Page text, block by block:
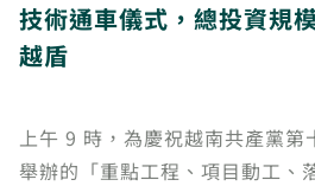
技術通車儀式，總投資規
越盾
上午 9 時，為慶祝越南共產黨第
舉辦的「重點工程、項目動工、